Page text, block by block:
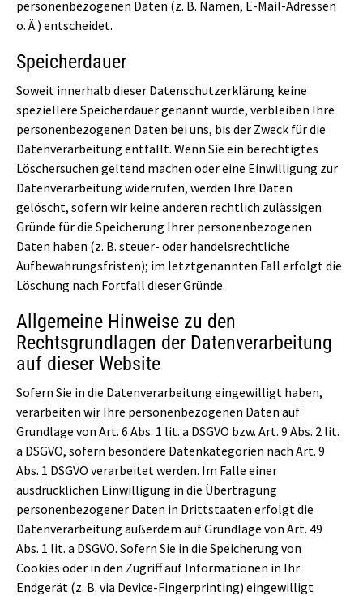
personenbezogenen Daten (z. B. Namen, E-Mail-Adressen
o. Ä.) entscheidet.
Speicherdauer
Soweit innerhalb dieser Datenschutzerklärung keine
speziellere Speicherdauer genannt wurde, verbleiben Ihre
personenbezogenen Daten bei uns, bis der Zweck für die
Datenverarbeitung entfällt. Wenn Sie ein berechtigtes
Löschersuchen geltend machen oder eine Einwilligung zur
Datenverarbeitung widerrufen, werden Ihre Daten
gelöscht, sofern wir keine anderen rechtlich zulässigen
Gründe für die Speicherung Ihrer personenbezogenen
Daten haben (z. B. steuer- oder handelsrechtliche
Aufbewahrungsfristen); im letztgenannten Fall erfolgt die
Löschung nach Fortfall dieser Gründe.
Allgemeine Hinweise zu den
Rechtsgrundlagen der Datenverarbeitung
auf dieser Website
Sofern Sie in die Datenverarbeitung eingewilligt haben,
verarbeiten wir Ihre personenbezogenen Daten auf
Grundlage von Art. 6 Abs. 1 lit. a DSGVO bzw. Art. 9 Abs. 2 lit.
a DSGVO, sofern besondere Datenkategorien nach Art. 9
Abs. 1 DSGVO verarbeitet werden. Im Falle einer
ausdrücklichen Einwilligung in die Übertragung
personenbezogener Daten in Drittstaaten erfolgt die
Datenverarbeitung außerdem auf Grundlage von Art. 49
Abs. 1 lit. a DSGVO. Sofern Sie in die Speicherung von
Cookies oder in den Zugriff auf Informationen in Ihr
Endgerät (z. B. via Device-Fingerprinting) eingewilligt